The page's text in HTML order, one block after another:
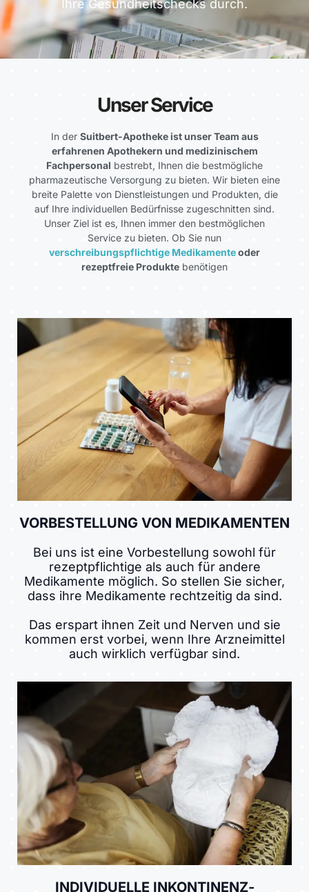
Ihre Gesundheitschecks durch.
Unser Service
In der Suitbert-Apotheke ist unser Team aus
erfahrenen Apothekern und medizinischem
Fachpersonal bestrebt, Ihnen die bestmögliche
pharmazeutische Versorgung zu bieten. Wir bieten eine
breite Palette von Dienstleistungen und Produkten, die
auf Ihre individuellen Bedürfnisse zugeschnitten sind.
Unser Ziel ist es, Ihnen immer den bestmöglichen
Service zu bieten. Ob Sie nun
verschreibungspflichtige Medikamenteoder
rezeptfreie Produkte benötigen
VORBESTELLUNG VON MEDIKAMENTEN
Bei uns ist eine Vorbestellung sowohl für
rezeptpflichtige als auch für andere
Medikamente möglich. So stellen Sie sicher,
dass ihre Medikamente rechtzeitig da sind.
Das erspart ihnen Zeit und Nerven und sie
kommen erst vorbei, wenn Ihre Arzneimittel
auch wirklich verfügbar sind.
INDIVIDUELLE INKONTINENZ­